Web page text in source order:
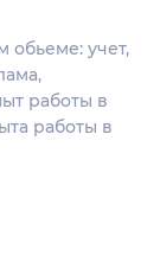
обьеме: учет,
работы в
работы в